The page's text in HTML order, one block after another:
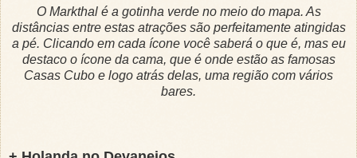
O Markthal é a gotinha verde no meio do mapa. As
distâncias entre estas atrações são perfeitamente atingidas
a pé. Clicando em cada ícone você saberá o que é, mas eu
destaco o ícone da cama, que é onde estão as famosas
Casas Cubo e logo atrás delas, uma região com vários
bares.